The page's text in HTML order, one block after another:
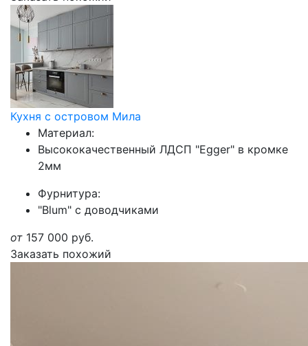
Кухня с островом Мила
Материал:
Высококачественный ЛДСП "Egger" в кромке
2мм
Фурнитура:
"Blum" с доводчиками
от 157 000 руб.
Заказать похожий